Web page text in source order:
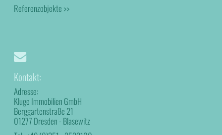
Referenzobjekte >>
Kontakt:
Adresse:
Kluge Immobilien GmbH
Berggartenstraße 21
01277 Dresden - Blasewitz